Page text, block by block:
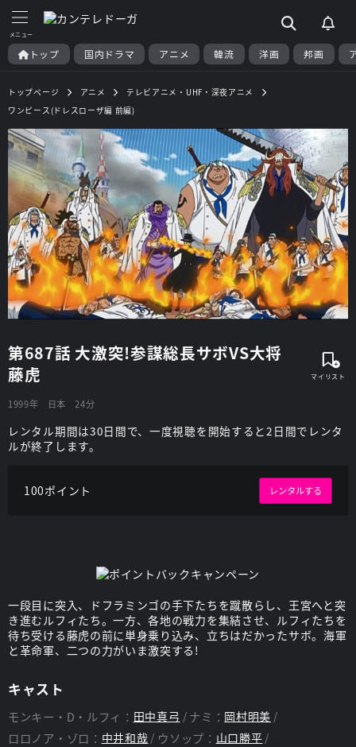
トップ 国内ドラマ アニメ 韓流 洋画 邦画
トップページ アニメ
テレビアニメ・UHF・深夜アニメ
ワンピース(ドレスローザ編 前編)
第687話 大激突!参謀総長サボVS大将
藤虎
1999年 日本 24分
レンタル期間は30日間で、一度視聴を開始すると2日間でレンタ
ルが終了します。
100ポイント レンタルする
一段目に突入、ドフラミンゴの手下たちを蹴散らし、王宮へと突
き進むルフィたち。一方、各地の戦力を集結させ、ルフィたちを
待ち受ける藤虎の前に単身乗り込み、立ちはだかったサボ。海軍
と革命軍、二つの力がいま激突する!
キャスト
モンキー・D・ルフィ： 田中真弓 ナミ： 岡村明美
ロロノア・ゾロ： 中井和哉 ウソップ： 山口勝平